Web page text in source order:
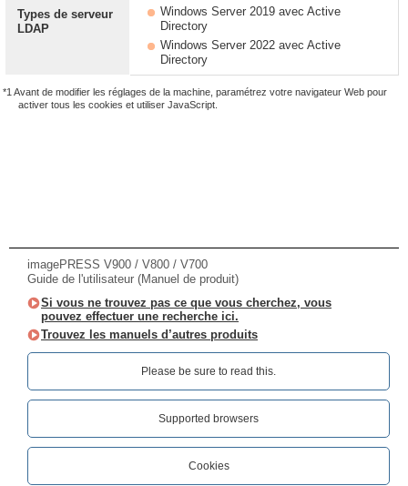
Types de serveur
LDAP
Windows Server 2019 avec Active
Directory
Windows Server 2022 avec Active
Directory
*1 Avant de modifier les réglages de la machine, paramétrez votre navigateur Web pour
activer tous les cookies et utiliser JavaScript.
imagePRESS V900 / V800 / V700
Guide de l'utilisateur (Manuel de produit)
Si vous ne trouvez pas ce que vous cherchez, vous
pouvez effectuer une recherche ici.
Trouvez les manuels d’autres produits
Please be sure to read this.‎
Supported browsers
Cookies